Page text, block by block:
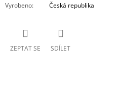
Vyrobeno: Česká republika
ZEPTAT SE SDÍLET